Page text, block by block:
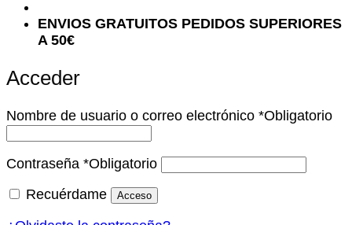
ENVIOS GRATUITOS PEDIDOS SUPERIORES
A 50€
Acceder
Nombre de usuario o correo electrónico *Obligatorio
Contraseña *Obligatorio
Recuérdame
Acceso